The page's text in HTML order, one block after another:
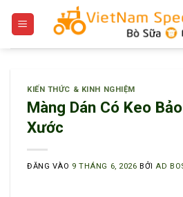
KIẾN THỨC & KINH NGHIỆM
Màng Dán Có Keo
Xước
ĐĂNG VÀO 9 THÁNG 6, 2026 BỞI AD